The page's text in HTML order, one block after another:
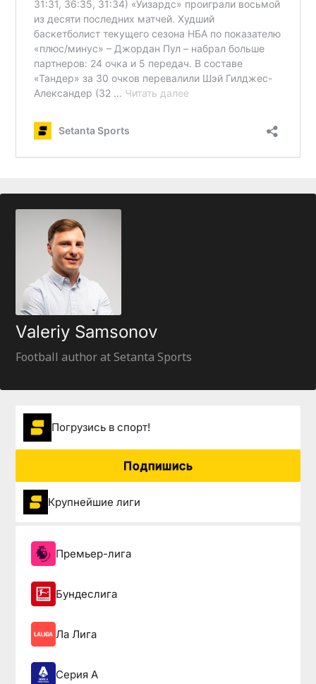
Valeriy Samsonov
Football author at Setanta Sports
Погрузиcь в спорт!
Подпишись
Крупнейшие лиги
Премьер-лига
Бундеслига
Ла Лига
Серия А